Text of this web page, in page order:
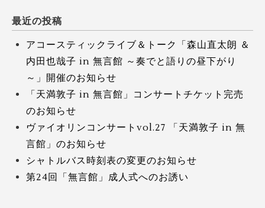
最近の投稿
アコースティックライブ＆トーク「森山直太朗 ＆
内田也哉子 in 無言館 ～奏でと語りの昼下がり
～」開催のお知らせ
「天満敦子 in 無言館」コンサートチケット完売
のお知らせ
ヴァイオリンコンサートvol.27 「天満敦子 in 無
言館」のお知らせ
シャトルバス時刻表の変更のお知らせ
第24回「無言館」成人式へのお誘い